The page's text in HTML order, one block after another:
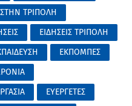
ΤΡΙΠΟΛΗ
ΕΙΔΗΣΕΙΣ ΤΡΙΠΟΛΗ
ΕΚΠΟΜΠΕΣ
ΕΥΕΡΓΕΤΕΣ